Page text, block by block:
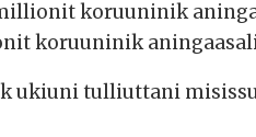
koruuninik
koruuninik
ukiuni tulliuttani